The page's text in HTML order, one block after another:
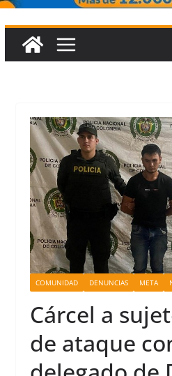
COMUNIDAD DENUNCIAS META
Cárcel a
de ataque